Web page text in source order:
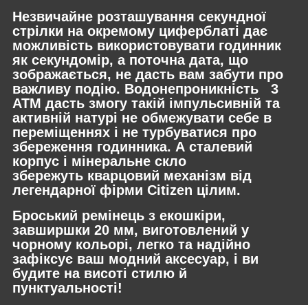
Незвичайне розташування секундної
стрілки на окремому циферблаті дає
можливість використовувати годинник
як секундомір, а поточна дата, що
зображається, не дасть вам забути про
важливу подію. Водонепроникність 3
АТМ дасть змогу такій імпульсивній та
активній натурі не обмежувати себе в
переміщеннях і не турбуватися про
збереження годинника. А сталевий
корпус і мінеральне скло
збережуть кварцовий механізм від
легендарної фірми Citizen цілим.
Броський ремінець з екошкіри,
завширшки 20 мм, виготовлений у
чорному кольорі, легко та надійно
зафіксує ваш модний аксесуар, і ви
будите на висоті стилю й
пунктуальності!